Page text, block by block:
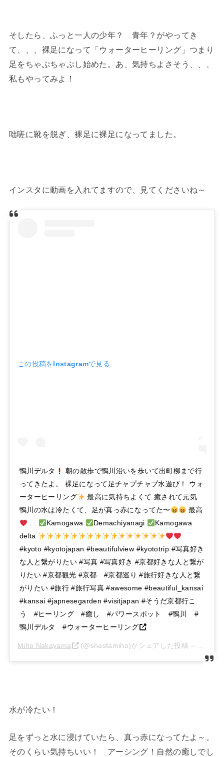
そしたら、ふっと一人の少年？ 青年？がやってき
て、、、裸足になって「ウォーターヒーリング」つまり
足をちゃぷちゃぷし始めた。あ、気持ちよさそう、、、
私もやってみよ！
咄嗟に靴を脱ぎ、裸足に裸足になってました。
インスタに動画を入れてますので、見てくださいね～
この投稿をInstagramで見る
鴨川デルタ
朝の散歩で鴨川沿いを歩いて出町柳まで行
ってきたよ。 裸足になって足チャプチャプ水遊び！ ウォ
ーターヒーリング
最高に気持ちよくて 癒されて元気
鴨川の水は冷たくて、足が真っ赤になってた〜
最高
. .
Kamogawa Demachiyanagi
Kamogawa
delta
#kyoto #kyotojapan #beautifulview #kyototrip #写真好き
な人と繋がりたい #写真 #写真好き #京都好きな人と繋が
りたい #京都観光 #京都 #京都巡り #旅行好きな人と繋
がりたい #旅行 #旅行写真 #awesome #beautiful_kansai
#kansai #japnesegarden #visitjapan #そうだ京都行こ
う #ヒーリング #癒し #パワースポット #鴨川 #
鴨川デルタ #ウォーターヒーリング
Miho Nakayama (@shastamiho)がシェアした投稿 – 2020年
水が冷たい！
足をずっと水に浸けていたら、真っ赤になってたよ～。
そのくらい気持ちいい！ アーシング！自然の癒しでし